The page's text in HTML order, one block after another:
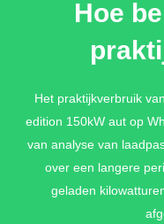
Geheugenfunctie voor
Assist',Hoe
Het praktijkverbruik
edition 150kW aut op
van analyse van
over een langere
geladen